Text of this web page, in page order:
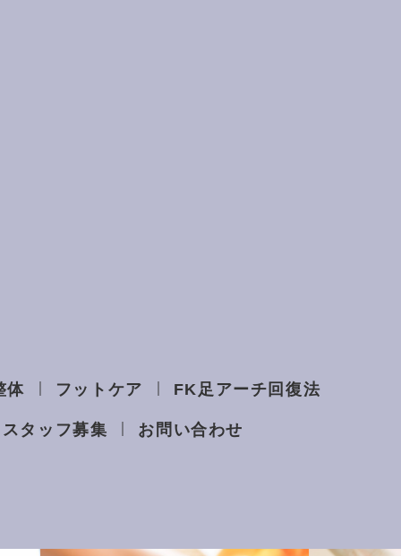
体 フットケア FK足アーチ回復法
スタッフ募集 お問い合わせ